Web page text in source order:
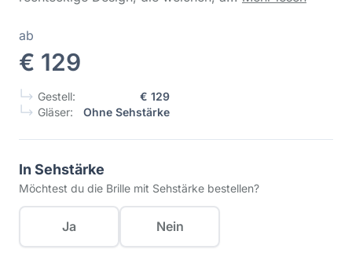
ab
€ 129
Gestell:
€ 129
Gläser:
Ohne Sehstärke
In Sehstärke
Möchtest du die Brille mit Sehstärke bestellen?
Ja Nein